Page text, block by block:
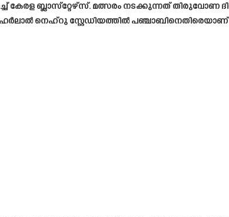
ബ്ലാസ്‌റ്റേഴ്‌സ്. മത്സരം നടക്കുന്നത് തിരുവോണ
നെഹ്‌റു സ്റ്റേഡിയത്തിൽ പഞ്ചാബിനെതിരെയാണ്